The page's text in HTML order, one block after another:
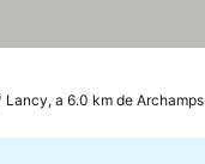
Lancy, a 6.0 km de Archamps